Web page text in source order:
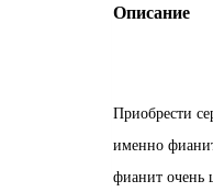
Описание
Приобрести
именно
фианит очень